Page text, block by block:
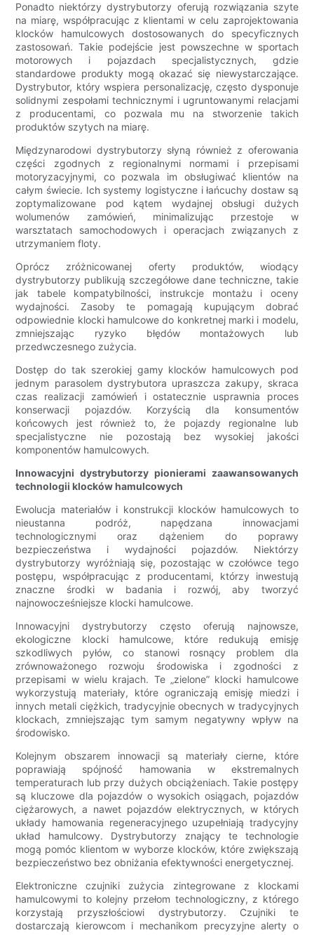
Ponadto niektórzy dystrybutorzy oferują rozwiązania szyte
na miarę, współpracując z klientami w celu zaprojektowania
klocków hamulcowych dostosowanych do specyficznych
zastosowań. Takie podejście jest powszechne w sportach
motorowych i pojazdach specjalistycznych, gdzie
standardowe produkty mogą okazać się niewystarczające.
Dystrybutor, który wspiera personalizację, często dysponuje
solidnymi zespołami technicznymi i ugruntowanymi relacjami
z producentami, co pozwala mu na stworzenie takich
produktów szytych na miarę.
Międzynarodowi dystrybutorzy słyną również z oferowania
części zgodnych z regionalnymi normami i przepisami
motoryzacyjnymi, co pozwala im obsługiwać klientów na
całym świecie. Ich systemy logistyczne i łańcuchy dostaw są
zoptymalizowane pod kątem wydajnej obsługi dużych
wolumenów zamówień, minimalizując przestoje w
warsztatach samochodowych i operacjach związanych z
utrzymaniem floty.
Oprócz zróżnicowanej oferty produktów, wiodący
dystrybutorzy publikują szczegółowe dane techniczne, takie
jak tabele kompatybilności, instrukcje montażu i oceny
wydajności. Zasoby te pomagają kupującym dobrać
odpowiednie klocki hamulcowe do konkretnej marki i modelu,
zmniejszając ryzyko błędów montażowych lub
przedwczesnego zużycia.
Dostęp do tak szerokiej gamy klocków hamulcowych pod
jednym parasolem dystrybutora upraszcza zakupy, skraca
czas realizacji zamówień i ostatecznie usprawnia proces
konserwacji pojazdów. Korzyścią dla konsumentów
końcowych jest również to, że pojazdy regionalne lub
specjalistyczne nie pozostają bez wysokiej jakości
komponentów hamulcowych.
Innowacyjni dystrybutorzy pionierami zaawansowanych
technologii klocków hamulcowych
Ewolucja materiałów i konstrukcji klocków hamulcowych to
nieustanna podróż, napędzana innowacjami
technologicznymi oraz dążeniem do poprawy
bezpieczeństwa i wydajności pojazdów. Niektórzy
dystrybutorzy wyróżniają się, pozostając w czołówce tego
postępu, współpracując z producentami, którzy inwestują
znaczne środki w badania i rozwój, aby tworzyć
najnowocześniejsze klocki hamulcowe.
Innowacyjni dystrybutorzy często oferują najnowsze,
ekologiczne klocki hamulcowe, które redukują emisję
szkodliwych pyłów, co stanowi rosnący problem dla
zrównoważonego rozwoju środowiska i zgodności z
przepisami w wielu krajach. Te „zielone” klocki hamulcowe
wykorzystują materiały, które ograniczają emisję miedzi i
innych metali ciężkich, tradycyjnie obecnych w tradycyjnych
klockach, zmniejszając tym samym negatywny wpływ na
środowisko.
Kolejnym obszarem innowacji są materiały cierne, które
poprawiają spójność hamowania w ekstremalnych
temperaturach lub przy dużych obciążeniach. Takie postępy
są kluczowe dla pojazdów o wysokich osiągach, pojazdów
ciężarowych, a nawet pojazdów elektrycznych, w których
układy hamowania regeneracyjnego uzupełniają tradycyjny
układ hamulcowy. Dystrybutorzy znający te technologie
mogą pomóc klientom w wyborze klocków, które zwiększają
bezpieczeństwo bez obniżania efektywności energetycznej.
Elektroniczne czujniki zużycia zintegrowane z klockami
hamulcowymi to kolejny przełom technologiczny, z którego
korzystają przyszłościowi dystrybutorzy. Czujniki te
dostarczają kierowcom i mechanikom precyzyjne alerty o